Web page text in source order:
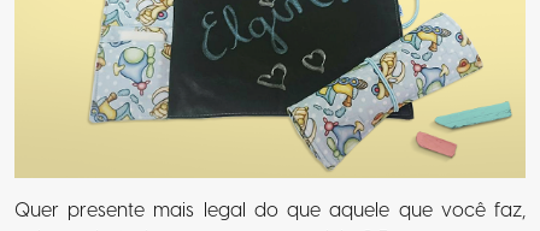
Quer presente mais legal do que aquele que você faz,